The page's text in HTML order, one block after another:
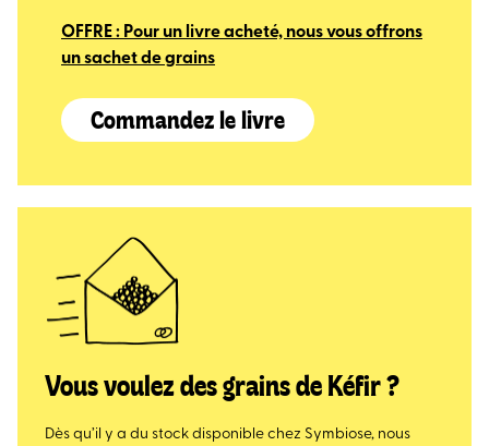
OFFRE : Pour un livre acheté, nous vous offrons
un sachet de grains
Commandez le livre
Vous voulez des grains de Kéfir ?
Dès qu’il y a du stock disponible chez Symbiose, nous